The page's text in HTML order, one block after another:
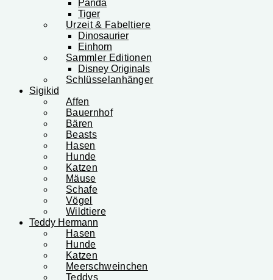
Panda
Tiger
Urzeit & Fabeltiere
Dinosaurier
Einhorn
Sammler Editionen
Disney Originals
Schlüsselanhänger
Sigikid
Affen
Bauernhof
Bären
Beasts
Hasen
Hunde
Katzen
Mäuse
Schafe
Vögel
Wildtiere
Teddy Hermann
Hasen
Hunde
Katzen
Meerschweinchen
Teddys